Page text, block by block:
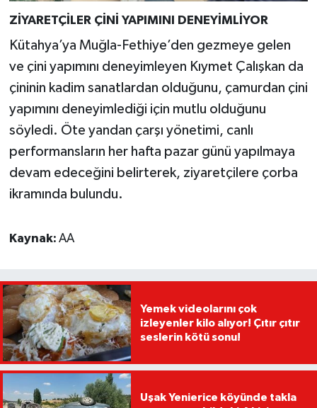
ZİYARETÇİLER ÇİNİ YAPIMINI DENEYİMLİYOR
Kütahya’ya Muğla-Fethiye’den gezmeye gelen
ve çini yapımını deneyimleyen Kıymet Çalışkan da
çininin kadim sanatlardan olduğunu, çamurdan çini
yapımını deneyimlediği için mutlu olduğunu
söyledi. Öte yandan çarşı yönetimi, canlı
performansların her hafta pazar günü yapılmaya
devam edeceğini belirterek, ziyaretçilere çorba
ikramında bulundu.
Kaynak: AA
Yemek videolarını çok
izleyenler kilo alıyor! Çıtır çıtır
seslerin kötü sonu!
Uşak Yenierice köyünde takla